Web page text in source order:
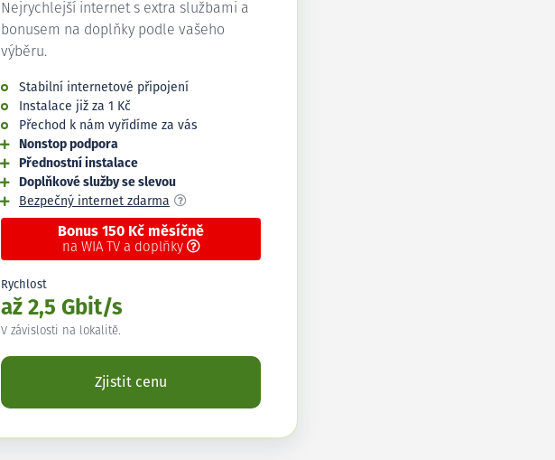
Nejrychlejší internet s extra službami a
bonusem na doplňky podle vašeho
výběru.
Stabilní internetové připojení
Instalace již za 1 Kč
Přechod k nám vyřídíme za vás
Nonstop podpora
Přednostní instalace
Doplňkové služby se slevou
Bezpečný internet zdarma
Bonus 150 Kč měsíčně
na WIA TV a doplňky
Rychlost
až 2,5 Gbit/s
V závislosti na lokalitě.
Zjistit cenu